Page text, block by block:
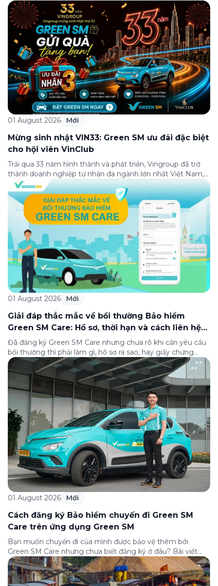
01 August 2026 Mới
Mừng sinh nhật VIN33: Green SM ưu đãi đặc biệt
cho hội viên VinClub
Trải qua 33 năm hình thành và phát triển, Vingroup đã trở
thành doanh nghiệp tư nhân đa ngành lớn nhất Việt Nam,
lọt Top 30 doanh nghiệp lớn nhất Đông Nam Á theo bảng
xếp hạng của Tạp chí Fortune (Mỹ). Nhân kỷ niệm 33 năm
thành lập (8/8/1993 đến 8/8/2026), Green SM trân […]
01 August 2026 Mới
Giải đáp thắc mắc về bồi thường Bảo hiểm
Green SM Care: Hồ sơ, thời hạn và cách liên hệ
hỗ trợ
Đã đăng ký Green SM Care nhưng chưa rõ khi cần yêu cầu
bồi thường thì phải làm gì, hồ sơ ra sao, hay giấy chứng
nhận bảo hiểm tìm ở đâu? Bài viết này tổng hợp đầy đủ các
câu hỏi thường gặp nhất về quy trình bồi thường và hỗ trợ
của Green […]
01 August 2026 Mới
Cách đăng ký Bảo hiểm chuyến đi Green SM
Care trên ứng dụng Green SM
Bạn muốn chuyến đi của mình được bảo vệ thêm bởi
Green SM Care nhưng chưa biết đăng ký ở đâu? Bài viết
dưới đây sẽ hướng dẫn chi tiết cách tham gia (và hủy tham
gia) gói bảo hiểm này ngay trên ứng dụng Green SM, cùng
những lưu ý quan trọng trước khi […]